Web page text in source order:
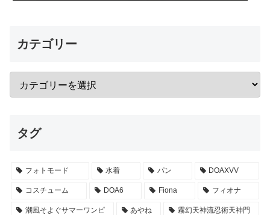
カテゴリー
タグ
フォトモード 水着 パン DOAXVV
コスチューム DOA6 Fiona フィオナ
潮風そよぐサマーワンピ あやね 霧幻天神流忍術天神門